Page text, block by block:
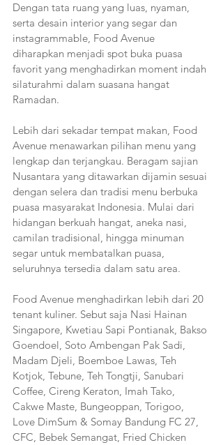
Dengan tata ruang yang luas, nyaman,
serta desain interior yang segar dan
instagrammable, Food Avenue
diharapkan menjadi spot buka puasa
favorit yang menghadirkan moment indah
silaturahmi dalam suasana hangat
Ramadan.
Lebih dari sekadar tempat makan, Food
Avenue menawarkan pilihan menu yang
lengkap dan terjangkau. Beragam sajian
Nusantara yang ditawarkan dijamin sesuai
dengan selera dan tradisi menu berbuka
puasa masyarakat Indonesia. Mulai dari
hidangan berkuah hangat, aneka nasi,
camilan tradisional, hingga minuman
segar untuk membatalkan puasa,
seluruhnya tersedia dalam satu area.
Food Avenue menghadirkan lebih dari 20
tenant kuliner. Sebut saja Nasi Hainan
Singapore, Kwetiau Sapi Pontianak, Bakso
Goendoel, Soto Ambengan Pak Sadi,
Madam Djeli, Boemboe Lawas, Teh
Kotjok, Tebune, Teh Tongtji, Sanubari
Coffee, Cireng Keraton, Imah Tako,
Cakwe Maste, Bungeoppan, Torigoo,
Love DimSum & Somay Bandung FC 27,
CFC, Bebek Semangat, Fried Chicken